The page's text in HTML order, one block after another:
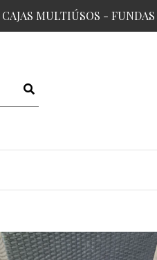
MULTIÚSOS -